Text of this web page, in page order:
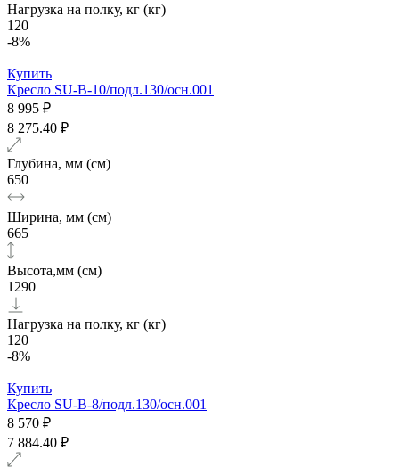
Нагрузка на полку, кг (кг)
120
-8%
Купить
Кресло SU-B-10/подл.130/осн.001
8 995 ₽
8 275.40 ₽
Глубина, мм (см)
650
Ширина, мм (см)
665
Высота,мм (см)
1290
Нагрузка на полку, кг (кг)
120
-8%
Купить
Кресло SU-B-8/подл.130/осн.001
8 570 ₽
7 884.40 ₽